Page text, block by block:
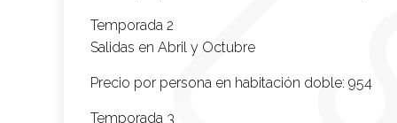
Temporada 2
Salidas en Abril y Octubre
Precio por persona en habitación doble: 954
Temporada 3